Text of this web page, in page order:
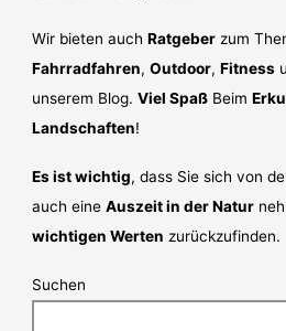
Wir bieten auchRatgeber zum
Fahrradfahren,Outdoor,Fitness
unserem Blog.Viel Spaß Beim
Landschaften!
Es ist wichtig, dass Sie sich von
auch eineAuszeit in der Natur
wichtigen Werten zurückzufinden.
Suchen